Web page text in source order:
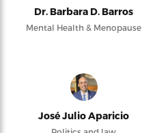
Dr. Barbara D. Barros
Mental Health & Menopause
José Julio Aparicio